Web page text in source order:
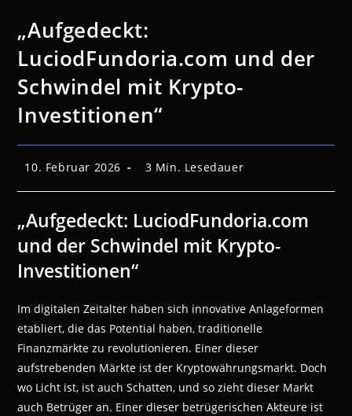
„Aufgedeckt:
LuciodFundoria.com und der
Schwindel mit Krypto-
Investitionen“
Beitrag
10. Februar 2026 Lesedauer:
3 Min. Lesedauer
„Aufgedeckt: LuciodFundoria.com
und der Schwindel mit Krypto-
Investitionen“
Im digitalen Zeitalter haben sich innovative Anlageformen
etabliert, die das Potential haben, traditionelle
Finanzmärkte zu revolutionieren. Einer dieser
aufstrebenden Märkte ist der Kryptowährungsmarkt. Doch
wo Licht ist, ist auch Schatten, und so zieht dieser Markt
auch Betrüger an. Einer dieser betrügerischen Akteure ist